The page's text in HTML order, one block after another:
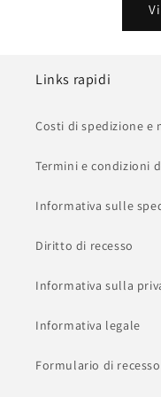
Links rapidi
Costi di spedizione e
Termini e condizioni
Informativa sulle
Diritto di recesso
Informativa sulla
Informativa legale
Formulario di recesso